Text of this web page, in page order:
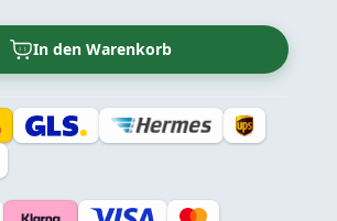
In den Warenkorb